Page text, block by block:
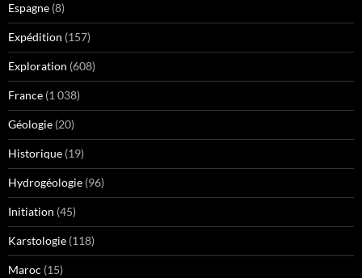
Espagne (8)
Expédition (157)
Exploration (608)
France (1 038)
Géologie (20)
Historique (19)
Hydrogéologie (96)
Initiation (45)
Karstologie (118)
Maroc (15)